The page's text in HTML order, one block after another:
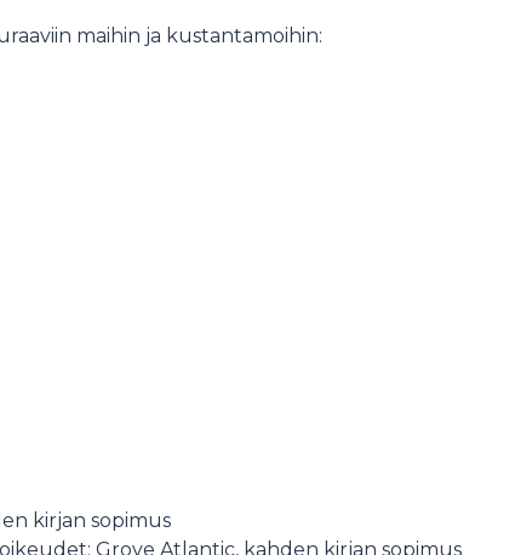
maihin ja kustantamoihin:
kirjan sopimus
Grove Atlantic, kahden kirjan sopimus